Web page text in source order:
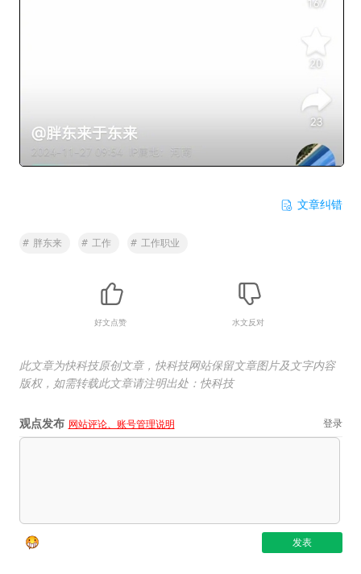
文章纠错
# 胖东来 # 工作 # 工作职业
好文点赞 水文反对
此文章为快科技原创文章，快科技网站保留文章图片及文字内容
版权，如需转载此文章请注明出处：快科技
观点发布 网站评论、账号管理说明 登录